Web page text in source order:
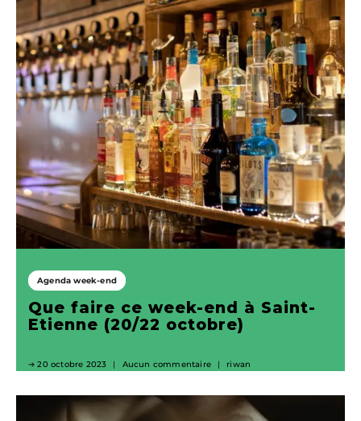
Agenda week-end
Que faire ce week-end à Saint-
Etienne (20/22 octobre)
20 octobre 2023 Aucun commentaire riwan